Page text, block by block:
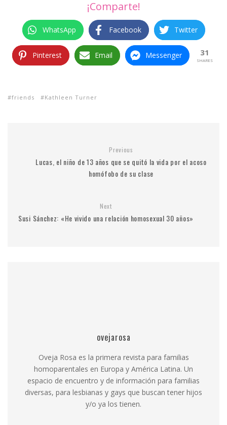
¡Comparte!
WhatsApp Facebook Twitter
Pinterest Email Messenger 31
SHARES
friends Kathleen Turner
Previous
Lucas, el niño de 13 años que se quitó la vida por el acoso
homófobo de su clase
Next
Susi Sánchez: «He vivido una relación homosexual 30 años»
ovejarosa
Oveja Rosa es la primera revista para familias
homoparentales en Europa y América Latina. Un
espacio de encuentro y de información para familias
diversas, para lesbianas y gays que buscan tener hijos
y/o ya los tienen.